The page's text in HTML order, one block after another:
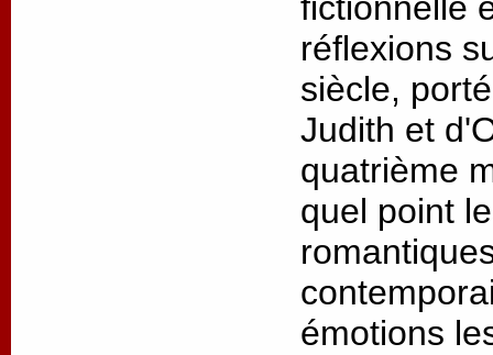
fictionnelle
réflexions
siècle,
Judith et
quatrième
quel point
émotions